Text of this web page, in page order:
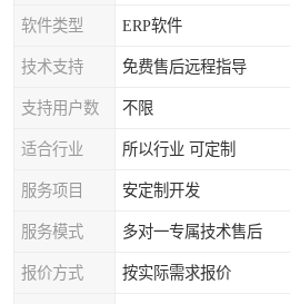
软件类型 ERP软件
技术支持 免费售后远程指导
支持用户数 不限
适合行业 所以行业 可定制
服务项目 安定制开发
服务模式 多对一专属技术售后
报价方式 按实际需求报价